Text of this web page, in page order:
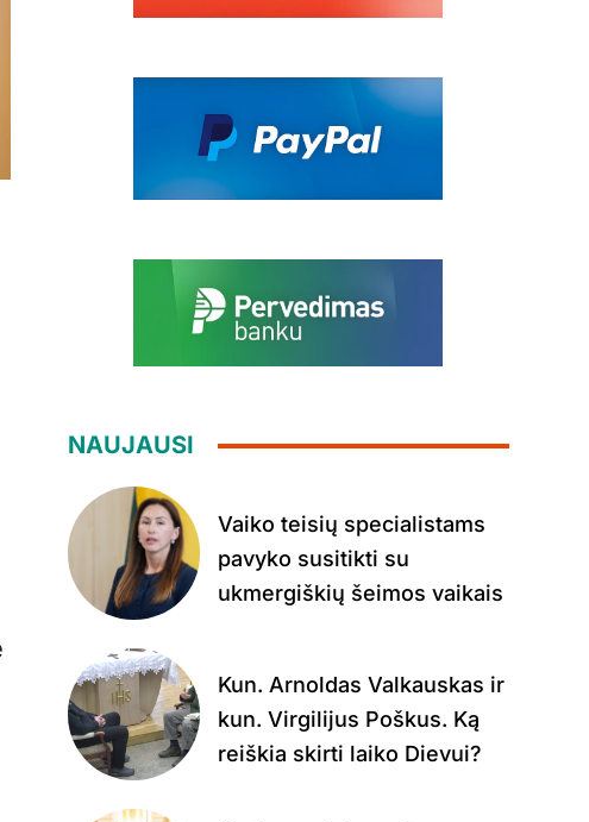
NAUJAUSI
Vaiko teisių specialistams
pavyko susitikti su
ukmergiškių šeimos vaikais
Kun. Arnoldas Valkauskas ir
kun. Virgilijus Poškus. Ką
reiškia skirti laiko Dievui?